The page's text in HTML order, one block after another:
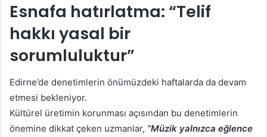
Esnafa hatırlatma: “Telif
hakkı yasal bir
sorumluluktur”
Edirne’de denetimlerin önümüzdeki haftalarda da devam
etmesi bekleniyor.
Kültürel üretimin korunması açısından bu denetimlerin
önemine dikkat çeken uzmanlar, “Müzik yalnızca eğlence